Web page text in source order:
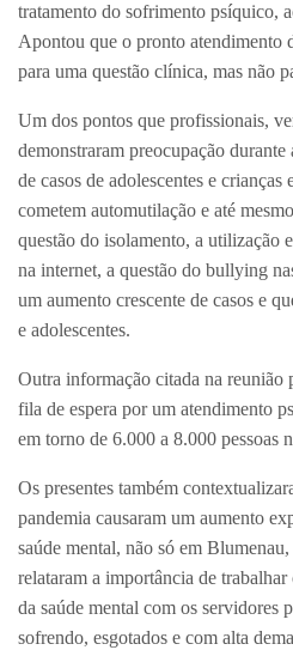
tratamento do sofrimento psíquico,
Apontou que o pronto atendimento
para uma questão clínica, mas não
Um dos pontos que profissionais,
demonstraram preocupação
de casos de adolescentes e
cometem automutilação e até
questão do isolamento, a utilização
na internet, a questão do bullying
um aumento crescente de casos e
e adolescentes.
Outra informação citada na reunião
fila de espera por um atendimento
em torno de 6.000 a 8.000 pessoas
Os presentes também
pandemia causaram um aumento
saúde mental, não só em
relataram a importância de
da saúde mental com os servidores
sofrendo, esgotados e com alta